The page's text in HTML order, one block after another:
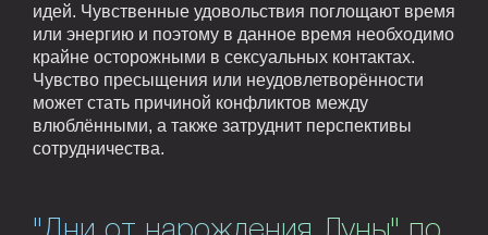
идей. Чувственные удовольствия поглощают время
или энергию и поэтому в данное время необходимо
крайне осторожными в сексуальных контактах.
Чувство пресыщения или неудовлетворённости
может стать причиной конфликтов между
влюблёнными, а также затруднит перспективы
сотрудничества.